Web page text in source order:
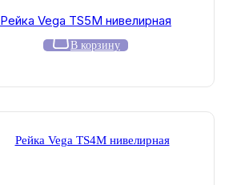
Рейка Vega TS5M нивелирная
В корзину